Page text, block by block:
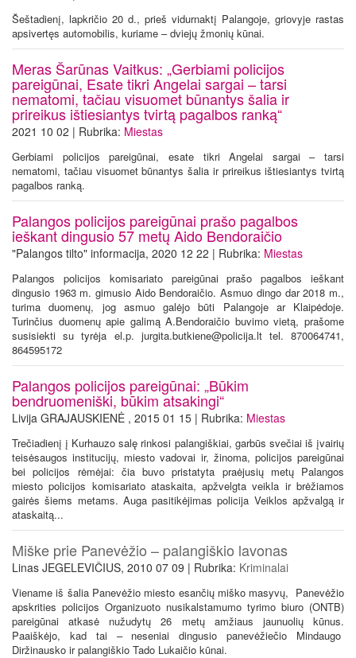
Šeštadienį, lapkričio 20 d., prieš vidurnaktį Palangoje, griovyje rastas
apsivertęs automobilis, kuriame – dviejų žmonių kūnai.
Meras Šarūnas Vaitkus: „Gerbiami policijos
pareigūnai, Esate tikri Angelai sargai – tarsi
nematomi, tačiau visuomet būnantys šalia ir
prireikus ištiesiantys tvirtą pagalbos ranką“
2021 10 02 | Rubrika: Miestas
Gerbiami policijos pareigūnai, esate tikri Angelai sargai – tarsi
nematomi, tačiau visuomet būnantys šalia ir prireikus ištiesiantys tvirtą
pagalbos ranką.
Palangos policijos pareigūnai prašo pagalbos
ieškant dingusio 57 metų Aido Bendoraičio
"Palangos tilto" informacija, 2020 12 22 | Rubrika: Miestas
Palangos policijos komisariato pareigūnai prašo pagalbos ieškant
dingusio 1963 m. gimusio Aido Bendoraičio. Asmuo dingo dar 2018 m.,
turima duomenų, jog asmuo galėjo būti Palangoje ar Klaipėdoje.
Turinčius duomenų apie galimą A.Bendoraičio buvimo vietą, prašome
susisiekti su tyrėja el.p. jurgita.butkiene@policija.lt tel. 870064741,
864595172
Palangos policijos pareigūnai: „Būkim
bendruomeniški, būkim atsakingi“
Livija GRAJAUSKIENĖ , 2015 01 15 | Rubrika: Miestas
Trečiadienį į Kurhauzo salę rinkosi palangiškiai, garbūs svečiai iš įvairių
teisėsaugos institucijų, miesto vadovai ir, žinoma, policijos pareigūnai
bei policijos rėmėjai: čia buvo pristatyta praėjusių metų Palangos
miesto policijos komisariato ataskaita, apžvelgta veikla ir brėžiamos
gairės šiems metams. Auga pasitikėjimas policija Veiklos apžvalgą ir
ataskaitą...
Miške prie Panevėžio – palangiškio lavonas
Linas JEGELEVIČIUS, 2010 07 09 | Rubrika: Kriminalai
Viename iš šalia Panevėžio miesto esančių miško masyvų, Panevėžio
apskrities policijos Organizuoto nusikalstamumo tyrimo biuro (ONTB)
pareigūnai atkasė nužudytų 26 metų amžiaus jaunuolių kūnus.
Paaiškėjo, kad tai – neseniai dingusio panevėžiečio Mindaugo
Diržinausko ir palangiškio Tado Lukaičio kūnai.